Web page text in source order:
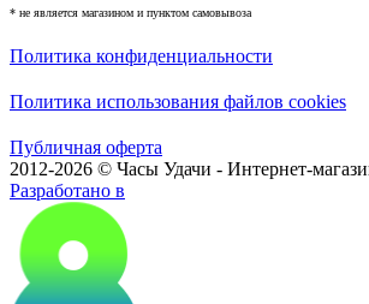
* не является магазином и пунктом самовывоза
Политика конфиденциальности
Политика использования файлов cookies
Публичная оферта
2012-2026 © Часы Удачи - Интернет-
Разработано в